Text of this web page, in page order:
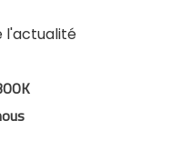
l'actualité